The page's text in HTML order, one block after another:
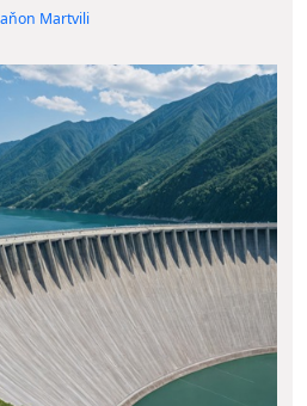
Martvili